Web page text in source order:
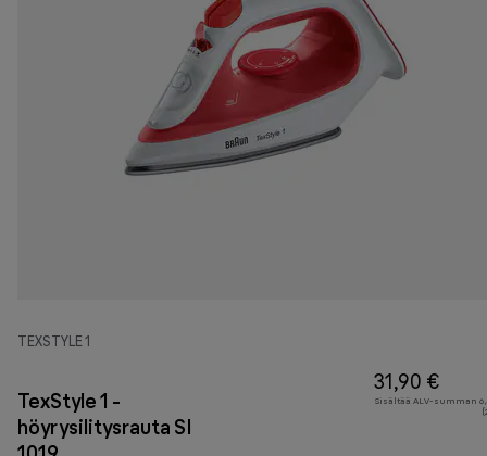
TEXSTYLE 1
TexStyle 1 -
höyrysilitysrauta SI
31,90 €
Sisältää ALV-summan